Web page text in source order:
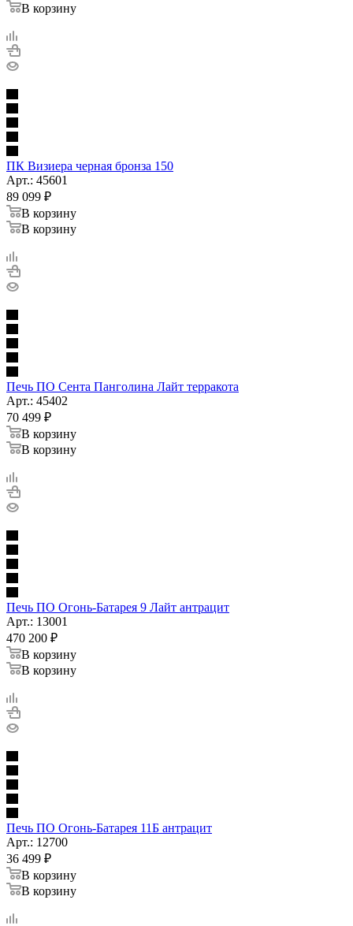
В корзину
ПК Визиера черная бронза 150
Арт.: 45601
89 099 ₽
В корзину
В корзину
Печь ПО Сента Панголина Лайт терракота
Арт.: 45402
70 499 ₽
В корзину
В корзину
Печь ПО Огонь-Батарея 9 Лайт антрацит
Арт.: 13001
470 200 ₽
В корзину
В корзину
Печь ПО Огонь-Батарея 11Б антрацит
Арт.: 12700
36 499 ₽
В корзину
В корзину